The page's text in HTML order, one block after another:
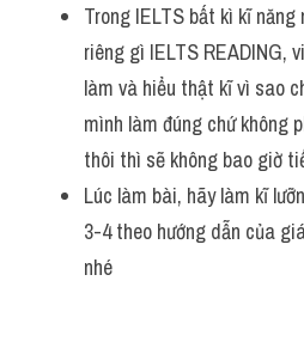
Trong IELTS bất kì kĩ
riêng gì IELTS READING,
làm và hiểu thật kĩ vì sao
mình làm đúng chứ không
thôi thì sẽ không bao giờ
Lúc làm bài, hãy làm kĩ
3-4 theo hướng dẫn của
nhé